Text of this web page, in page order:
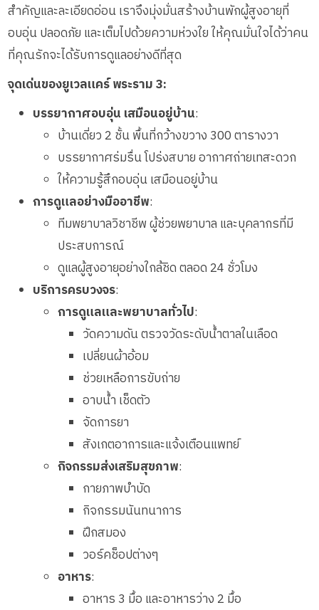
สำคัญและละเอียดอ่อน เราจึงมุ่งมั่นสร้างบ้านพักผู้สูงอายุที่
อบอุ่น ปลอดภัย และเต็มไปด้วยความห่วงใย ให้คุณมั่นใจได้ว่าคน
ที่คุณรักจะได้รับการดูแลอย่างดีที่สุด
จุดเด่นของยูเวลแคร์ พระราม 3:
บรรยากาศอบอุ่น เสมือนอยู่บ้าน:
บ้านเดี่ยว 2 ชั้น พื้นที่กว้างขวาง 300 ตารางวา
บรรยากาศร่มรื่น โปร่งสบาย อากาศถ่ายเทสะดวก
ให้ความรู้สึกอบอุ่น เสมือนอยู่บ้าน
การดูแลอย่างมืออาชีพ:
ทีมพยาบาลวิชาชีพ ผู้ช่วยพยาบาล และบุคลากรที่มี
ประสบการณ์
ดูแลผู้สูงอายุอย่างใกล้ชิด ตลอด 24 ชั่วโมง
บริการครบวงจร:
การดูแลและพยาบาลทั่วไป:
วัดความดัน ตรวจวัดระดับน้ำตาลในเลือด
เปลี่ยนผ้าอ้อม
ช่วยเหลือการขับถ่าย
อาบน้ำ เช็ดตัว
จัดการยา
สังเกตอาการและแจ้งเตือนแพทย์
กิจกรรมส่งเสริมสุขภาพ:
กายภาพบำบัด
กิจกรรมนันทนาการ
ฝึกสมอง
วอร์คช็อปต่างๆ
อาหาร:
อาหาร 3 มื้อ และอาหารว่าง 2 มื้อ